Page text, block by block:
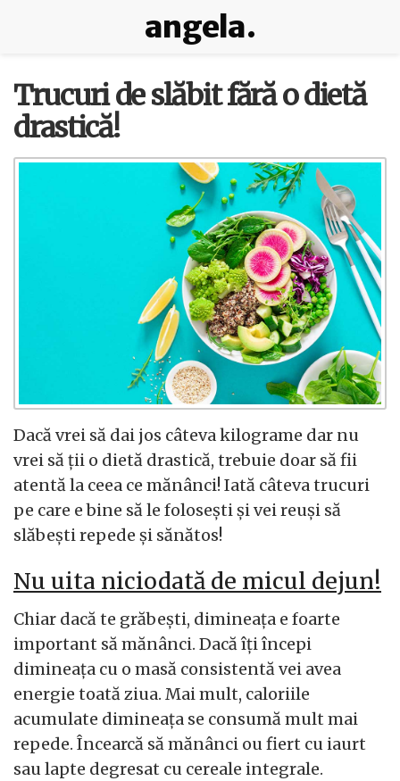
angela.
Trucuri de slăbit fără o dietă
drastică!
Dacă vrei să dai jos câteva kilograme dar nu
vrei să ţii o dietă drastică, trebuie doar să fii
atentă la ceea ce mănânci! Iată câteva trucuri
pe care e bine să le foloseşti şi vei reuşi să
slăbeşti repede şi sănătos!
Nu uita niciodată de micul dejun!
Chiar dacă te grăbeşti, dimineaţa e foarte
important să mănânci. Dacă îţi începi
dimineaţa cu o masă consistentă vei avea
energie toată ziua. Mai mult, caloriile
acumulate dimineaţa se consumă mult mai
repede. Încearcă să mănânci ou fiert cu iaurt
sau lapte degresat cu cereale integrale.